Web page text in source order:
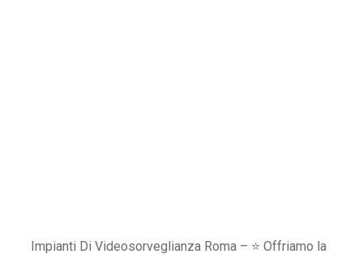
Impianti Di Videosorveglianza Roma – ⭐ Offriamo la